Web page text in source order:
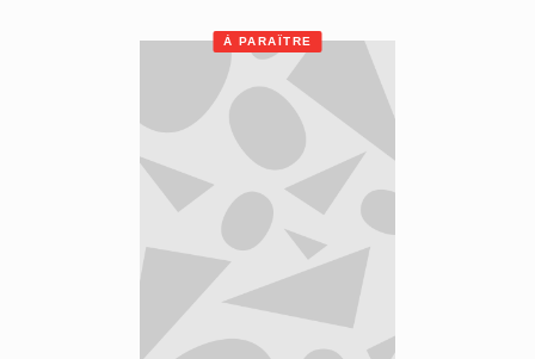
À PARAÎTRE